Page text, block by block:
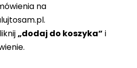
na
.
„dodaj do koszyka” i